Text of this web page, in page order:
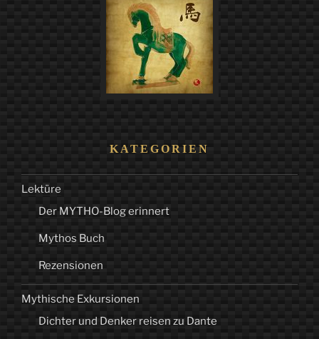
KATEGORIEN
Lektüre
Der MYTHO-Blog erinnert
Mythos Buch
Rezensionen
Mythische Exkursionen
Dichter und Denker reisen zu Dante